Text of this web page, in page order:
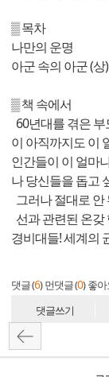
▒ 목차
나만의 운명
아군 속의 아군 (상)
▒ 책 속에서
60년대를 겪은
이 아직까지도 이
인간들이 이 얼마
나 당신들을 돕고
그러나 절대로 안
선과 관련된 온갖
경비대들! 세계의
댓글 (6) 먼댓글 (0) 좋아
댓글쓰기